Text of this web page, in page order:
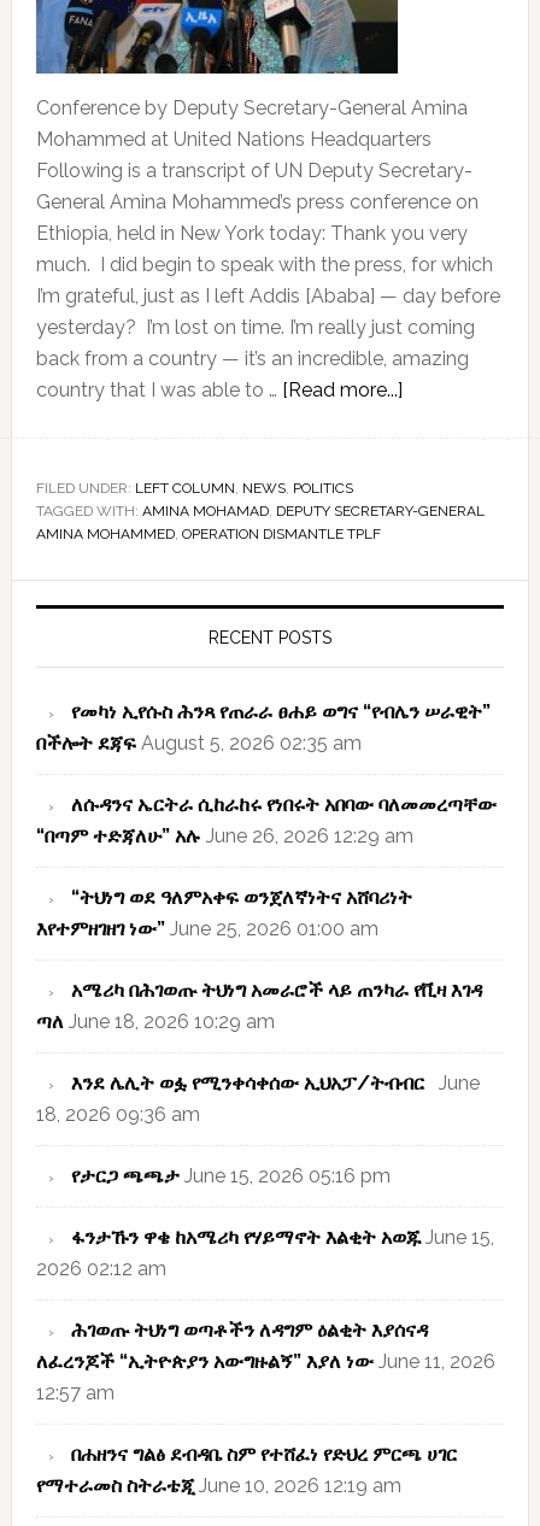
Conference by Deputy Secretary-General Amina
Mohammed at United Nations Headquarters
Following is a transcript of UN Deputy Secretary-
General Amina Mohammed’s press conference on
Ethiopia, held in New York today: Thank you very
much. I did begin to speak with the press, for which
I’m grateful, just as I left Addis [Ababa] — day before
yesterday? I’m lost on time. I’m really just coming
back from a country — it’s an incredible, amazing
country that I was able to … [Read more...]about
left
tears
by
rape
accounts
FILED UNDER: LEFT COLUMN, NEWS, POLITICS
TAGGED WITH: AMINA MOHAMAD, DEPUTY SECRETARY-GENERAL
AMINA MOHAMMED, OPERATION DISMANTLE TPLF
RECENT POSTS
የመካነ ኢየሱስ ሕንጻ የጠራራ ፀሐይ ወግና “የብሌን ሠራዊት”
በችሎት ደጃፍ August 5, 2026 02:35 am
ለሱዳንና ኤርትራ ሲከራከሩ የነበሩት አበባው ባለመመረጣቸው
“በጣም ተድጃለሁ” አሉ June 26, 2026 12:29 am
“ትህነግ ወደ ዓለምአቀፍ ወንጀለኛነትና አሸባሪነት
እየተምዘገዘገ ነው” June 25, 2026 01:00 am
አሜሪካ በሕገወጡ ትህነግ አመራሮች ላይ ጠንካራ የቪዛ እገዳ
ጣለ June 18, 2026 10:29 am
እንደ ሌሊት ወፏ የሚንቀሳቀሰው ኢህአፓ/ትብብር June
18, 2026 09:36 am
የታርጋ ጫጫታ June 15, 2026 05:16 pm
ፋንታኹን ዋቄ ከአሜሪካ የሃይማኖት እልቂት አወጁ June 15,
2026 02:12 am
ሕገወጡ ትህነግ ወጣቶችን ለዳግም ዕልቂት እያሰናዳ
ለፈረንጆች “ኢትዮጵያን አውግዙልኝ” እያለ ነው June 11, 2026
12:57 am
በሐዘንና ግልፅ ደብዳቤ ስም የተሸፈነ የድህረ ምርጫ ሀገር
የማተራመስ ስትራቴጂ June 10, 2026 12:19 am